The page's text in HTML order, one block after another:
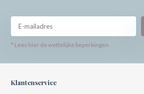
* Lees hier de wettelijke beperkingen
Klantenservice